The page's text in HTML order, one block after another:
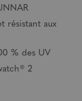
résistant aux
% des UV
2